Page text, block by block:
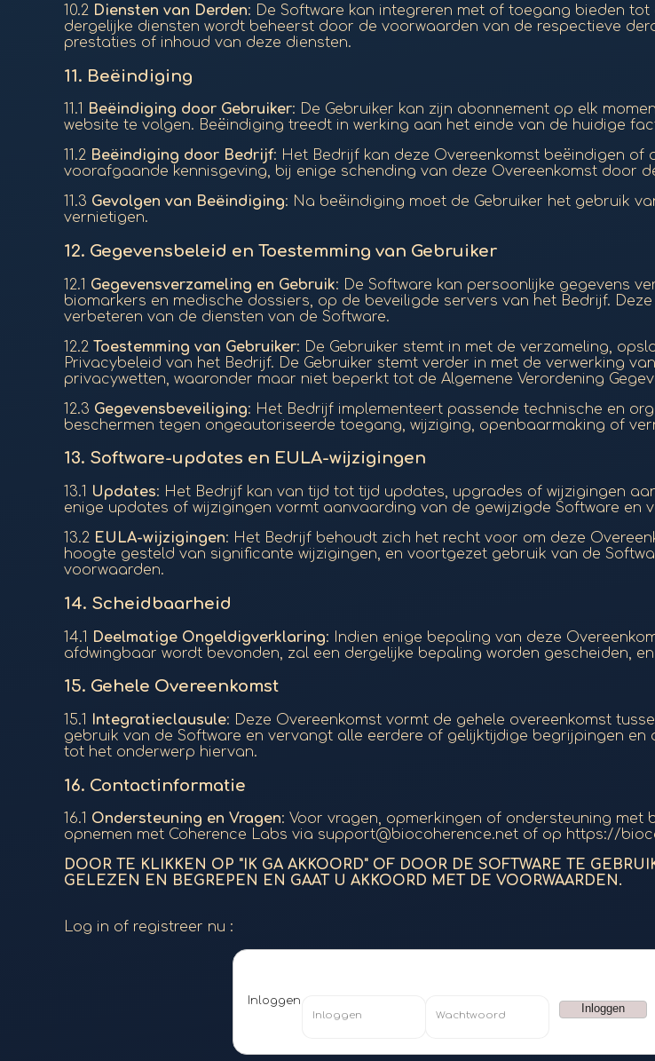
10.2 Diensten van Derden: De Software kan integreren met of toegang bieden
dergelijke diensten wordt beheerst door de voorwaarden van de respectieve
prestaties of inhoud van deze diensten.
11. Beëindiging
11.1 Beëindiging door Gebruiker: De Gebruiker kan zijn abonnement op elk
website te volgen. Beëindiging treedt in werking aan het einde van de huidige
11.2 Beëindiging door Bedrijf: Het Bedrijf kan deze Overeenkomst beëindigen
voorafgaande kennisgeving, bij enige schending van deze Overeenkomst door
11.3 Gevolgen van Beëindiging: Na beëindiging moet de Gebruiker het gebruik
vernietigen.
12. Gegevensbeleid en Toestemming van Gebruiker
12.1 Gegevensverzameling en Gebruik: De Software kan persoonlijke gegevens
biomarkers en medische dossiers, op de beveiligde servers van het Bedrijf.
verbeteren van de diensten van de Software.
12.2 Toestemming van Gebruiker: De Gebruiker stemt in met de verzameling,
Privacybeleid van het Bedrijf. De Gebruiker stemt verder in met de verwerking
privacywetten, waaronder maar niet beperkt tot de Algemene Verordening
12.3 Gegevensbeveiliging: Het Bedrijf implementeert passende technische en
beschermen tegen ongeautoriseerde toegang, wijziging, openbaarmaking of
13. Software-updates en EULA-wijzigingen
13.1 Updates: Het Bedrijf kan van tijd tot tijd updates, upgrades of wijzigingen
enige updates of wijzigingen vormt aanvaarding van de gewijzigde Software en
13.2 EULA-wijzigingen: Het Bedrijf behoudt zich het recht voor om deze
hoogte gesteld van significante wijzigingen, en voortgezet gebruik van de
voorwaarden.
14. Scheidbaarheid
14.1 Deelmatige Ongeldigverklaring: Indien enige bepaling van deze
afdwingbaar wordt bevonden, zal een dergelijke bepaling worden gescheiden,
15. Gehele Overeenkomst
15.1 Integratieclausule: Deze Overeenkomst vormt de gehele overeenkomst
gebruik van de Software en vervangt alle eerdere of gelijktijdige begrijpingen
tot het onderwerp hiervan.
16. Contactinformatie
16.1 Ondersteuning en Vragen: Voor vragen, opmerkingen of ondersteuning
opnemen met Coherence Labs via support@biocoherence.net of op https://
DOOR TE KLIKKEN OP "IK GA AKKOORD" OF DOOR DE SOFTWARE TE
GELEZEN EN BEGREPEN EN GAAT U AKKOORD MET DE VOORWAARDEN.
Log in of registreer nu :
Inloggen
Inloggen Wachtwoord